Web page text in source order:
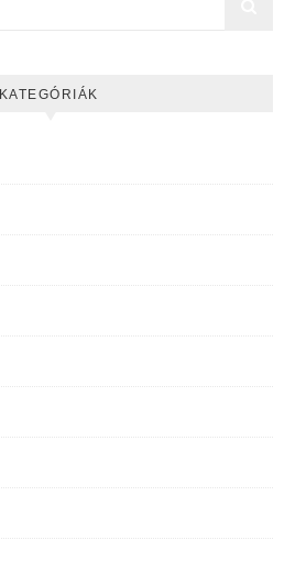
KATEGÓRIÁK